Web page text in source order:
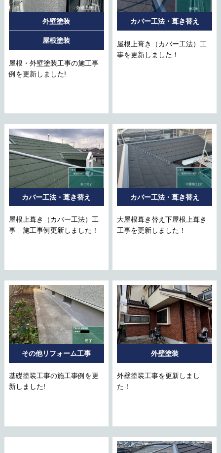
外壁塗装
屋根塗装
屋根・外壁塗装工事の施工事
例を更新しました!
カバー工法・葺き替え
屋根上葺き（カバー工法）工
事を更新しました！
カバー工法・葺き替え
屋根上葺き（カバー工法）工
事 施工事例更新しました！
カバー工法・葺き替え
大屋根葺き替え下屋根上葺き
工事を更新しました！
その他リフォーム工事
基礎塗装工事の施工事例を更
新しました!
外壁塗装
外壁塗装工事を更新しまし
た！